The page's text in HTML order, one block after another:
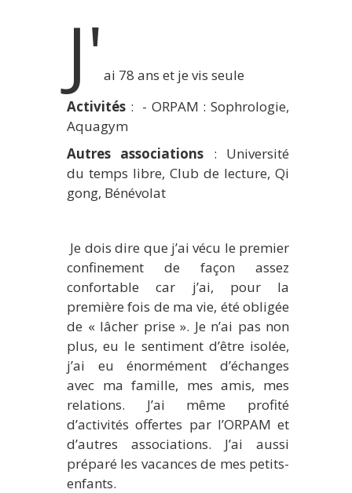
J' ai 78 ans et je vis seule
Activités : - ORPAM : Sophrologie,
Aquagym
Autres associations : Université
du temps libre, Club de lecture, Qi
gong, Bénévolat
Je dois dire que j’ai vécu le premier
confinement de façon assez
confortable car j’ai, pour la
première fois de ma vie, été obligée
de « lâcher prise ». Je n’ai pas non
plus, eu le sentiment d’être isolée,
j’ai eu énormément d’échanges
avec ma famille, mes amis, mes
relations. J’ai même profité
d’activités offertes par l’ORPAM et
d’autres associations. J’ai aussi
préparé les vacances de mes petits-
enfants.